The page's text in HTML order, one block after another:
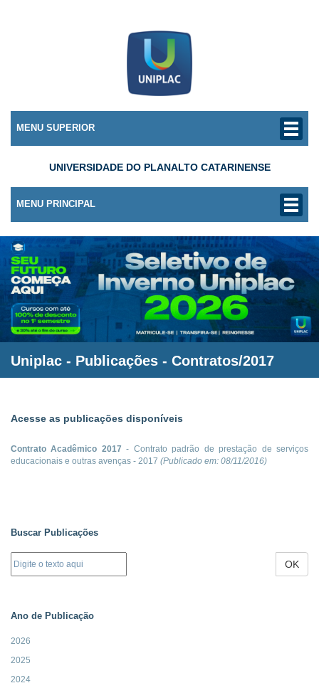
MENU SUPERIOR
UNIVERSIDADE DO PLANALTO CATARINENSE
MENU PRINCIPAL
Uniplac - Publicações - Contratos/2017
Acesse as publicações disponíveis
Contrato Acadêmico 2017 - Contrato padrão de prestação de serviços
educacionais e outras avenças - 2017 (Publicado em: 08/11/2016)
Buscar Publicações
OK
Ano de Publicação
2026
2025
2024